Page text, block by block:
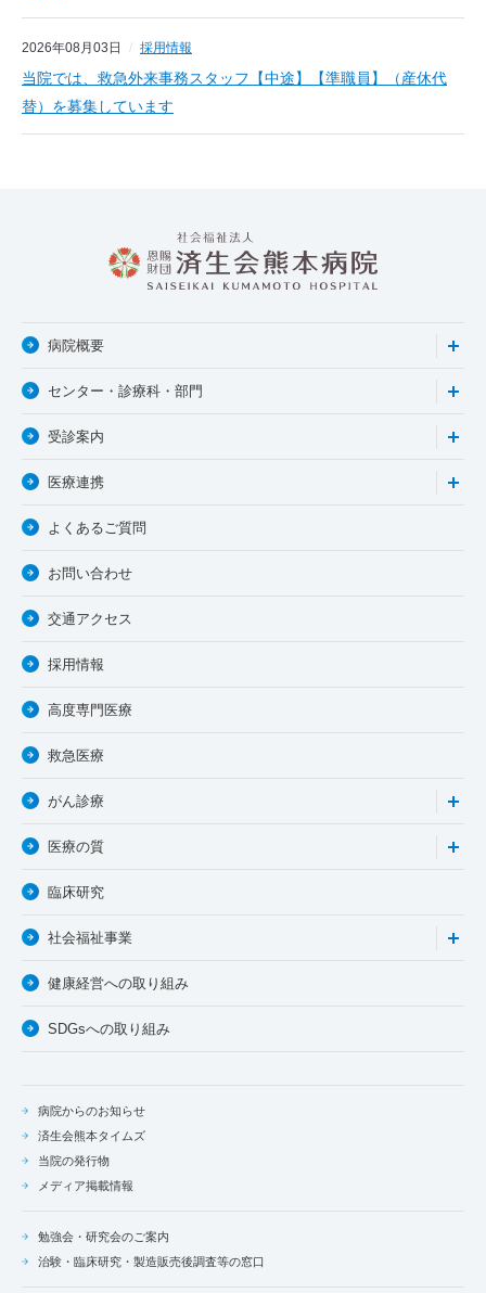
2026年08月03日 採用情報
当院では、救急外来事務スタッフ【中途】【準職員】（産休代
替）を募集しています
病院からのお知らせ
済生会熊本タイムズ
当院の発行物
メディア掲載情報
勉強会・研究会のご案内
治験・臨床研究・製造販売後調査等の窓口
病院概要
センター・診療科・部門
受診案内
医療連携
よくあるご質問
お問い合わせ
交通アクセス
採用情報
高度専門医療
救急医療
がん診療
医療の質
臨床研究
社会福祉事業
健康経営への取り組み
SDGsへの取り組み